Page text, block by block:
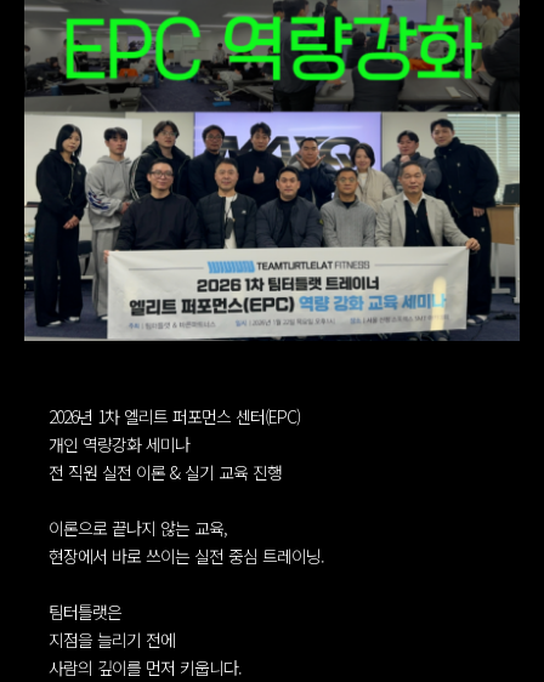
2026년 1차 엘리트 퍼포먼스 센터(EPC)
개인 역량강화 세미나
전 직원 실전 이론 & 실기 교육 진행
이론으로 끝나지 않는 교육,
현장에서 바로 쓰이는 실전 중심 트레이닝.
팀터틀랫은
지점을 늘리기 전에
사람의 깊이를 먼저 키웁니다.